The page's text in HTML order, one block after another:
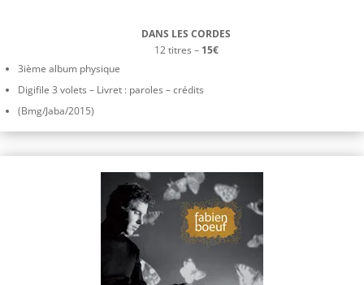
DANS LES CORDES
12 titres – 15€
3ième album physique
Digifile 3 volets – Livret : paroles – crédits
(Bmg/Jaba/2015)